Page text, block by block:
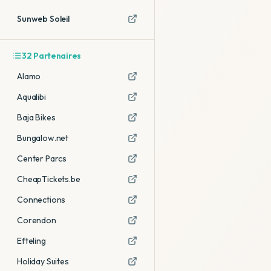
Sunweb Soleil
32 Partenaires
Alamo
Aqualibi
Baja Bikes
Bungalow.net
Center Parcs
CheapTickets.be
Connections
Corendon
Efteling
Holiday Suites